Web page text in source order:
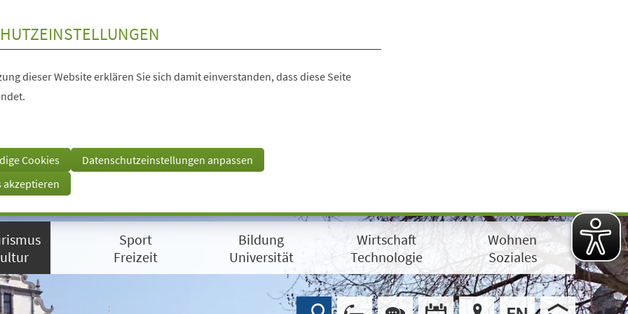
dieser Website erklären Sie sich damit einverstanden, dass diese Seite
Cookies
Datenschutzeinstellungen anpassen
akzeptieren
Sport
Freizeit
Bildung
Universität
Wirtschaft
Technologie
Wohnen
Soziales